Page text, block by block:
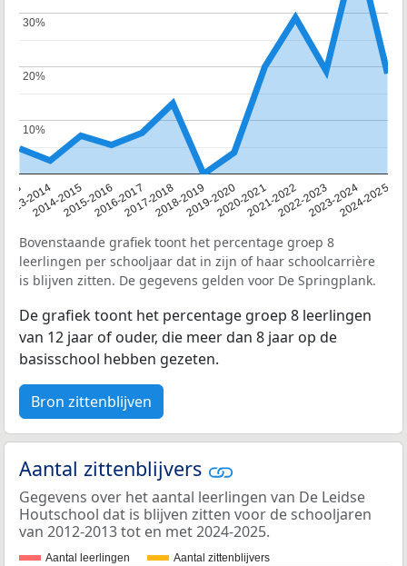
2013-20142014-20152015-20162016-20172017-20182018-20192019-20202020-20212021-20222022-20232023-20242024-2025
10%
10%
20%
20%
30%
30%
Bovenstaande grafiek toont het percentage groep 8
leerlingen per schooljaar dat in zijn of haar schoolcarrière
is blijven zitten. De gegevens gelden voor De Springplank.
De grafiek toont het percentage groep 8 leerlingen
van 12 jaar of ouder, die meer dan 8 jaar op de
basisschool hebben gezeten.
Bron zittenblijven
Aantal zittenblijvers
Gegevens over het aantal leerlingen van De Leidse
Houtschool dat is blijven zitten voor de schooljaren
van 2012-2013 tot en met 2024-2025.
Aantal leerlingen Aantal zittenblijvers